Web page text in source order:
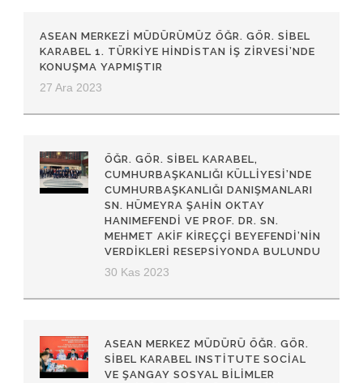
ASEAN MERKEZI MÜDÜRÜMÜZ ÖĞR. GÖR. SIBEL
KARABEL 1. TÜRKIYE HINDISTAN İŞ ZIRVESI’NDE
KONUŞMA YAPMIŞTIR
27 Ara 2023
ÖĞR. GÖR. SIBEL KARABEL,
CUMHURBAŞKANLIĞI KÜLLIYESI’NDE
CUMHURBAŞKANLIĞI DANIŞMANLARI
SN. HÜMEYRA ŞAHIN OKTAY
HANIMEFENDI VE PROF. DR. SN.
MEHMET AKIF KIREÇÇI BEYEFENDI’NIN
VERDIKLERI RESEPSIYONDA BULUNDU
30 Kas 2023
ASEAN MERKEZ MÜDÜRÜ ÖĞR. GÖR.
SIBEL KARABEL INSTITUTE SOCIAL
VE ŞANGAY SOSYAL BILIMLER